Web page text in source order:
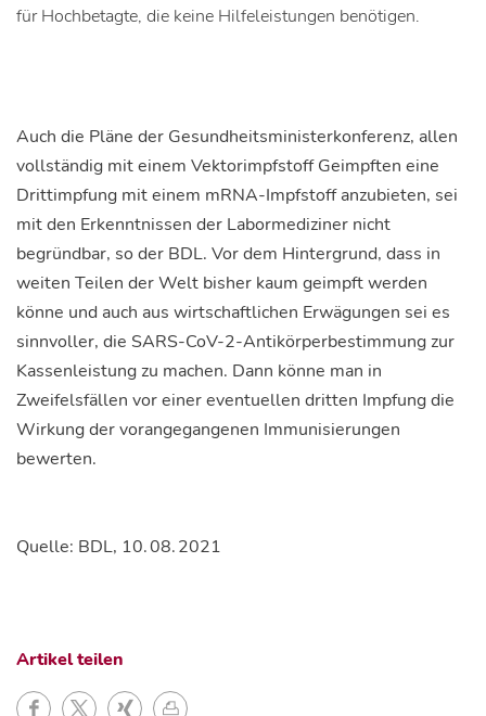
für Hochbetagte, die keine Hilfeleistungen benötigen.
Auch die Pläne der Gesundheitsministerkonferenz, allen
vollständig mit einem Vektorimpfstoff Geimpften eine
Drittimpfung mit einem mRNA-Impfstoff anzubieten, sei
mit den Erkenntnissen der Labormediziner nicht
begründbar, so der BDL. Vor dem Hintergrund, dass in
weiten Teilen der Welt bisher kaum geimpft werden
könne und auch aus wirtschaftlichen Erwägungen sei es
sinnvoller, die SARS-CoV-2-Antikörperbestimmung zur
Kassenleistung zu machen. Dann könne man in
Zweifelsfällen vor einer eventuellen dritten Impfung die
Wirkung der vorangegangenen Immunisierungen
bewerten.
Quelle: BDL, 10. 08. 2021
Artikel teilen